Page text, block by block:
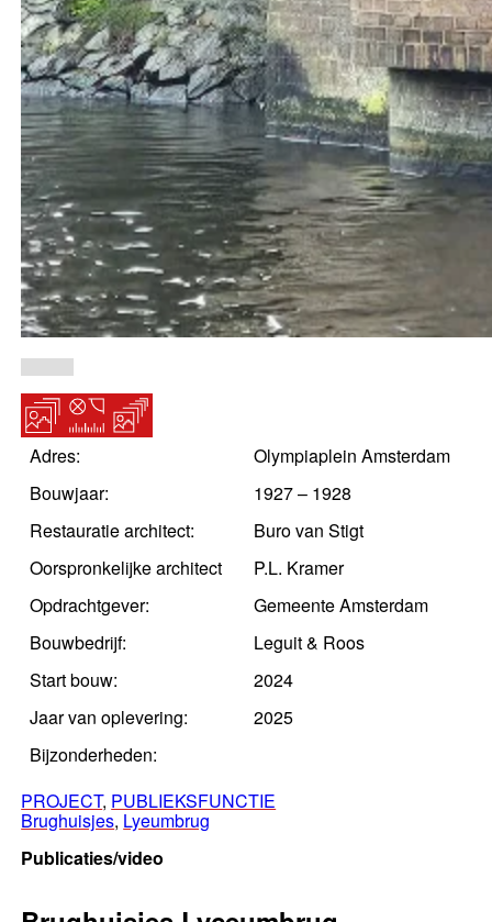
open-
gallery
open-
gallery
open-
gallery
Adres:
Olympiaplein Amsterdam
Bouwjaar:
1927 – 1928
Restauratie architect:
Buro van Stigt
Oorspronkelijke architect
P.L. Kramer
Opdrachtgever:
Gemeente Amsterdam
Bouwbedrijf:
Leguit & Roos
Start bouw:
2024
Jaar van oplevering:
2025
Bijzonderheden:
PROJECT, PUBLIEKSFUNCTIE
Brughuisjes, Lyeumbrug
Publicaties/video